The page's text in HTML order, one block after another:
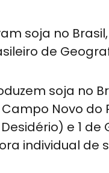
soja no
de
soja no
Novo do
e 1 de
individual de